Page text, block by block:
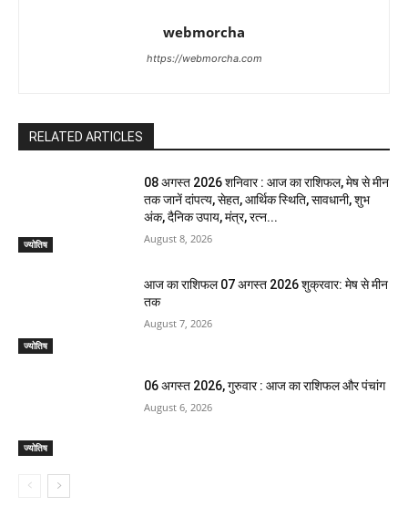
webmorcha
https://webmorcha.com
RELATED ARTICLES
ज्योतिष
08 अगस्त 2026 शनिवार : आज का राशिफल, मेष से मीन
तक जानें दांपत्य, सेहत, आर्थिक स्थिति, सावधानी, शुभ
अंक, दैनिक उपाय, मंत्र, रत्न...
August 8, 2026
ज्योतिष
आज का राशिफल 07 अगस्त 2026 शुक्रवार: मेष से मीन
तक
August 7, 2026
ज्योतिष
06 अगस्त 2026, गुरुवार : आज का राशिफल और पंचांग
August 6, 2026